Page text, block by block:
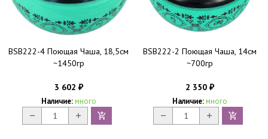
BSB222-4 Поющая Чаша, 18,5см
~1450гр
3 602 ₽
Наличие: много
BSB222-2 Поющая Чаша, 14см
~700гр
2 350 ₽
Наличие: много